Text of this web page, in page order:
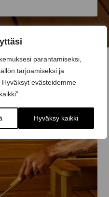
parantamiseksi,
tarjoamiseksi ja
evästeidemme
Hyväksy kaikki